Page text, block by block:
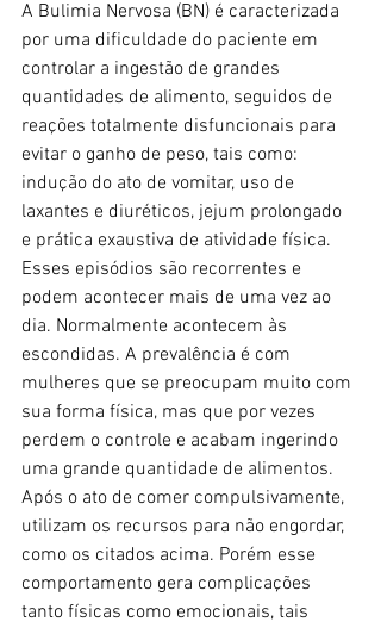
A Bulimia Nervosa (BN) é caracterizada
por uma dificuldade do paciente em
controlar a ingestão de grandes
quantidades de alimento, seguidos de
reações totalmente disfuncionais para
evitar o ganho de peso, tais como:
indução do ato de vomitar, uso de
laxantes e diuréticos, jejum prolongado
e prática exaustiva de atividade física.
Esses episódios são recorrentes e
podem acontecer mais de uma vez ao
dia. Normalmente acontecem às
escondidas. A prevalência é com
mulheres que se preocupam muito com
sua forma física, mas que por vezes
perdem o controle e acabam ingerindo
uma grande quantidade de alimentos.
Após o ato de comer compulsivamente,
utilizam os recursos para não engordar,
como os citados acima. Porém esse
comportamento gera complicações
tanto físicas como emocionais, tais